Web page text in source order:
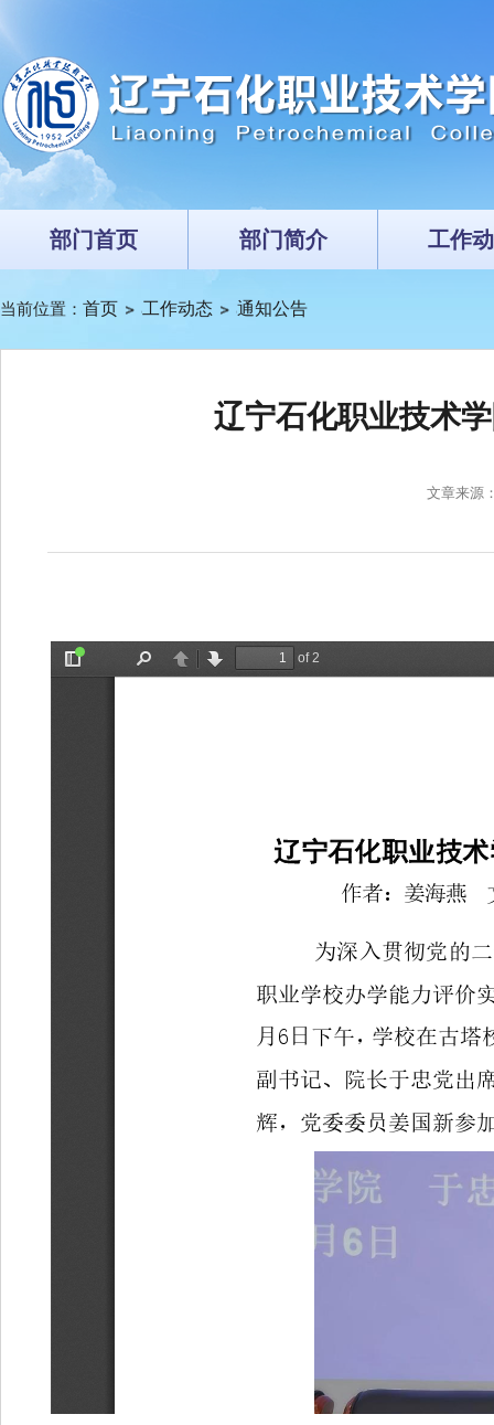
部门首页 部门简介 工作
当前位置： 首页 工作动态 通知公告
辽宁石化职业技术
文章来源